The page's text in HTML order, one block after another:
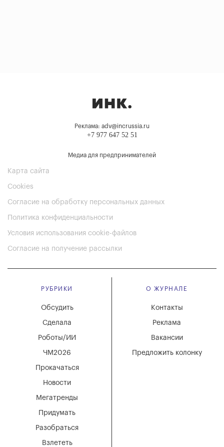
Реклама: adv@incrussia.ru
+7 977 647 52 51
Медиа для предпринимателей
Карта сайта
Cookies
Согласие на обработку персональных данных
Политика конфиденциальности
Условия использования cookie-файлов
Согласие на получение рассылки
РУБРИКИ
Мегатренды
Придумать
Разобраться
Взлететь
Новости
Обсудить
Сделала
Роботы/ИИ
ЧМ2026
Прокачаться
О ЖУРНАЛЕ
Вакансии
Реклама
Контакты
Предложить колонку